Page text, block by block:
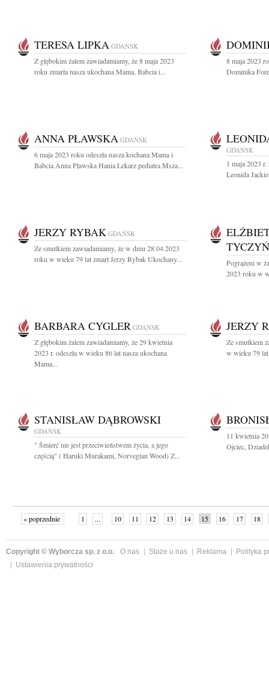
TERESA LIPKA GDAŃSK
Z głębokim żalem zawiadamiamy, że 8 maja 2023
roku zmarła nasza ukochana Mama, Babcia i...
8 maja 2023
Dominika
ANNA PŁAWSKA GDAŃSK
6 maja 2023 roku odeszła nasza kochana Mama i
Babcia Anna Pławska Hania Lekarz pediatra Msza...
GDAŃSK
1 maja 2023
Leonida
JERZY RYBAK GDAŃSK
Ze smutkiem zawiadamiamy, że w dniu 28.04.2023
roku w wieku 79 lat zmarł Jerzy Rybak Ukochany...
Pogrążeni w
2023 roku w
BARBARA CYGLER GDAŃSK
Z głębokim żalem zawiadamiamy, że 29 kwietnia
2023 r. odeszła w wieku 86 lat nasza ukochana
Mama...
JERZY
Ze smutkiem
w wieku 79
STANISŁAW DĄBROWSKI
GDAŃSK
" Śmierć nie jest przeciwieństwem życia, a jego
częścią" ( Haruki Murakami, Norvegian Wood) Z...
11 kwietnia
Ojciec,
« poprzednie 1 ... 10 11 12 13 14 15 16 17
18
Copyright © Wyborcza sp. z o.o. O nas Staże u nas Reklama
Polityka
Ustawienia prywatności